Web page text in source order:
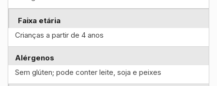
Faixa etária
Crianças a partir de 4 anos
Alérgenos
Sem glúten; pode conter leite, soja e peixes